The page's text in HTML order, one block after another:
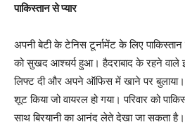
पाकिस्तान से प्यार
अपनी बेटी के टेनिस टूर्नामेंट के लिए पाकिस्तान
को सुखद आश्चर्य हुआ। हैदराबाद के रहने वाले
लिफ्ट दी और अपने ऑफिस में खाने पर बुलाया।
शूट किया जो वायरल हो गया। परिवार को
साथ बिरयानी का आनंद लेते देखा जा सकता है।